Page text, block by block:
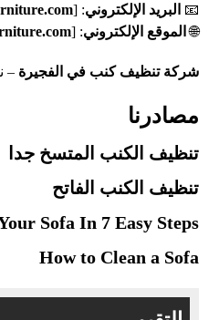
📧 البريد الإلكتروني: [
🌐 الموقع الإلكتروني: [
شركة تنظيف كنب في الفجيرة –
مصادرنا
تنظيف الكنب المتسخ جدا
تنظيف الكنب الفاتح
Sofa In 7 Easy Steps
How to Clean a Sofa